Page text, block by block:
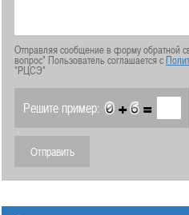
Отправляя сообщение в форму обратной
вопрос" Пользователь соглашается с
"РЦСЭ"
Решите пример: + =